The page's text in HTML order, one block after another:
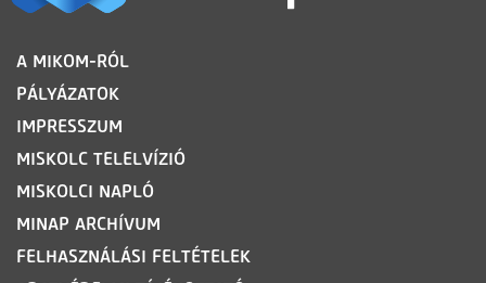
LÁBLÉC
A MIKOM-RÓL
PÁLYÁZATOK
IMPRESSZUM
MISKOLC TELELVÍZIÓ
MISKOLCI NAPLÓ
MINAP ARCHÍVUM
FELHASZNÁLÁSI FELTÉTELEK